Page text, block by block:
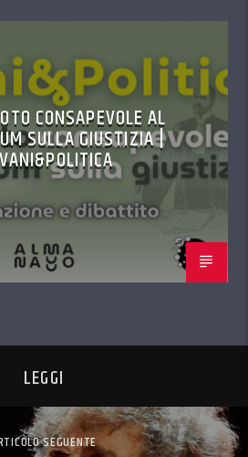
CONSAPEVOLE AL
SULLA GIUSTIZIA |
LEGGI
SEGUENTE